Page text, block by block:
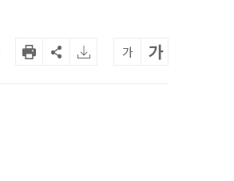
가 가